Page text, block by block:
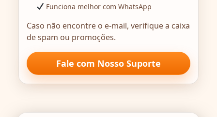
Funciona melhor com WhatsApp
Caso não encontre o e-mail, verifique a caixa
de spam ou promoções.
Fale com Nosso Suporte